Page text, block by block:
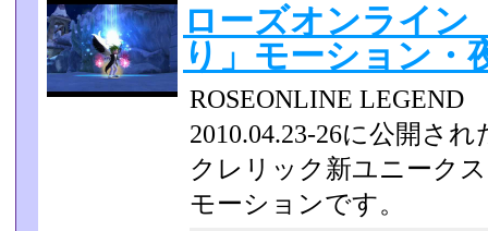
ローズオンライ
り」モーション・
ROSEONLINE
2010.04.23-26に公開さ
クレリック新ユニーク­
モーションです。